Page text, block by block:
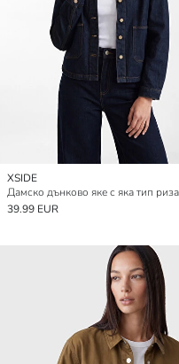
XSIDE
Дамско дънково яке с яка тип риза
39.99 EUR